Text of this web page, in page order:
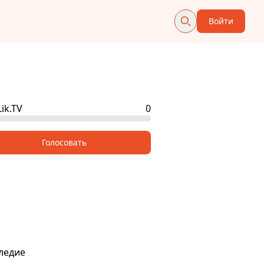
Войти
0
Голосовать